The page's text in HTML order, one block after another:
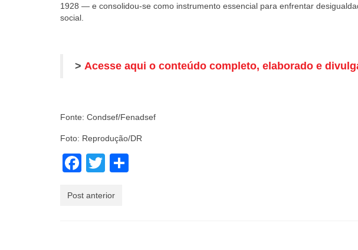
1928 — e consolidou-se como instrumento essencial para enfrentar
social.
> Acesse aqui o conteúdo completo, elaborado e
Fonte: Condsef/Fenadsef
Foto: Reprodução/DR
Facebook
Twitter
Post anterior